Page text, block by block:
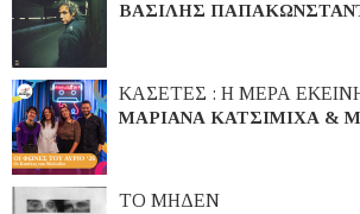
ΒΑΣΙΛΗΣ
ΚΑΣΕΤΕΣ : Η ΜΕΡΑ
ΜΑΡΙΑΝΑ ΚΑΤΣΙΜΙΧΑ &
ΤΟ ΜΗΔΕΝ